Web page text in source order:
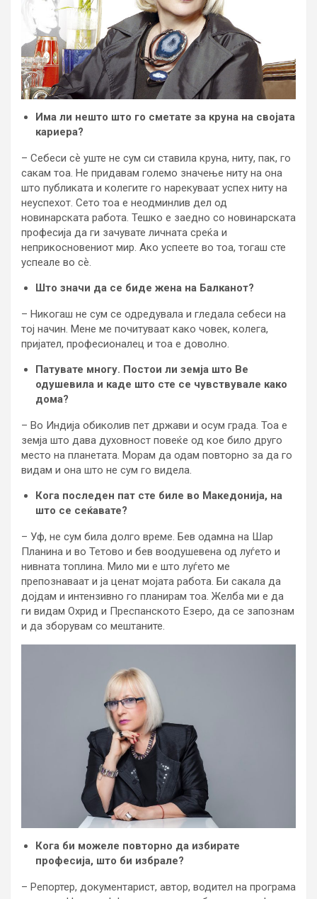
Има ли нешто што го сметате за круна на својата
кариера?
– Себеси сѐ уште не сум си ставила круна, ниту, пак, го
сакам тоа. Не придавам големо значење ниту на она
што публиката и колегите го нарекуваат успех ниту на
неуспехот. Сето тоа е неодминлив дел од
новинарската работа. Тешко е заедно со новинарската
професија да ги зачувате личната среќа и
неприкосновениот мир. Ако успеете во тоа, тогаш сте
успеале во сѐ.
Што значи да се биде жена на Балканот?
– Никогаш не сум се одредувала и гледала себеси на
тој начин. Мене ме почитуваат како човек, колега,
пријател, професионалец и тоа е доволно.
Патувате многу. Постои ли земја што Ве
одушевила и каде што сте се чувствувале како
дома?
– Во Индија обиколив пет држави и осум града. Тоа е
земја што дава духовност повеќе од кое било друго
место на планетата. Морам да одам повторно за да го
видам и она што не сум го видела.
Кога последен пат сте биле во Македонија, на
што се сеќавате?
– Уф, не сум била долго време. Бев одамна на Шар
Планина и во Тетово и бев воодушевена од луѓето и
нивната топлина. Мило ми е што луѓето ме
препознаваат и ја ценат мојата работа. Би сакала да
дојдам и интензивно го планирам тоа. Желба ми е да
ги видам Охрид и Преспанското Езеро, да се запознам
и да зборувам со мештаните.
Кога би можеле повторно да избирате
професија, што би избрале?
– Репортер, документарист, автор, водител на програма